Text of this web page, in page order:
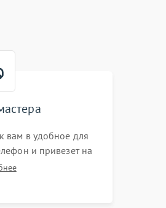
вам в удобное для
и привезет на